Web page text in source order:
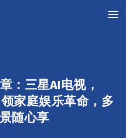
：三星AI电视，
家庭娱乐革命，多
随心享